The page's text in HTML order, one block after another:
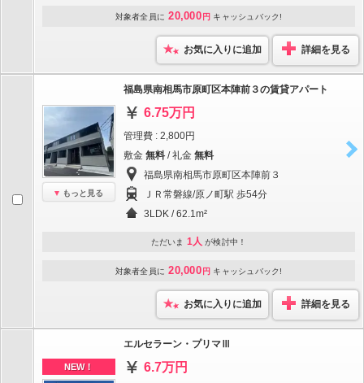
対象者全員に 20,000 円 キャッシュバック!
お気に入りに追加 詳細を見る
もっと見る
福島県南相馬市原町区本陣前３の賃貸アパート
6.75万円
管理費 : 2,800円
敷金 無料 / 礼金 無料
福島県南相馬市原町区本陣前３
ＪＲ常磐線/原ノ町駅 歩54分
3LDK / 62.1m²
ただいま 1人 が検討中！
対象者全員に 20,000 円 キャッシュバック!
お気に入りに追加 詳細を見る
NEW！
エルセラーン・プリマⅢ
6.7万円